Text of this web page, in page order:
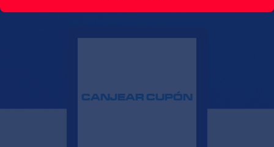
CANJEAR CUPÓN